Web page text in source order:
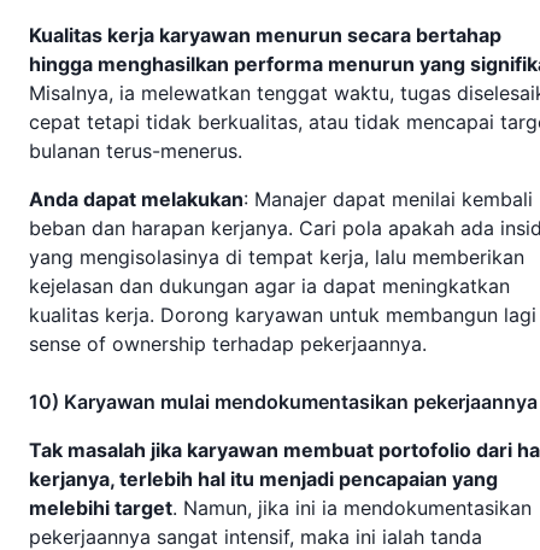
Kualitas kerja karyawan menurun secara bertahap
hingga menghasilkan performa menurun yang
Misalnya, ia melewatkan tenggat waktu, tugas
cepat tetapi tidak berkualitas, atau tidak mencapai
bulanan terus-menerus.
Anda dapat melakukan: Manajer dapat menilai kembali
beban dan harapan kerjanya. Cari pola apakah ada
yang mengisolasinya di tempat kerja, lalu memberikan
kejelasan dan dukungan agar ia dapat meningkatkan
kualitas kerja. Dorong karyawan untuk membangun lagi
sense of ownership terhadap pekerjaannya.
10) Karyawan mulai mendokumentasikan pekerjaannya
Tak masalah jika karyawan membuat portofolio dari
kerjanya, terlebih hal itu menjadi pencapaian yang
melebihi target. Namun, jika ini ia mendokumentasikan
pekerjaannya sangat intensif, maka ini ialah tanda